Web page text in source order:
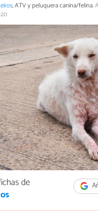
, ATV y peluquera canina/felina.
de